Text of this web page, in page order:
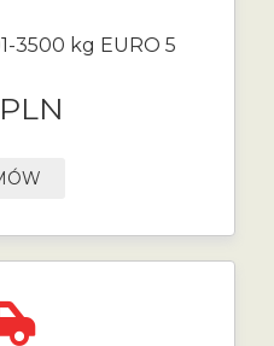
3500 kg EURO 5